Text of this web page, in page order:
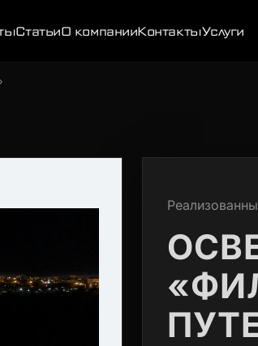
СтатьиО компанииКонтактыУслуги